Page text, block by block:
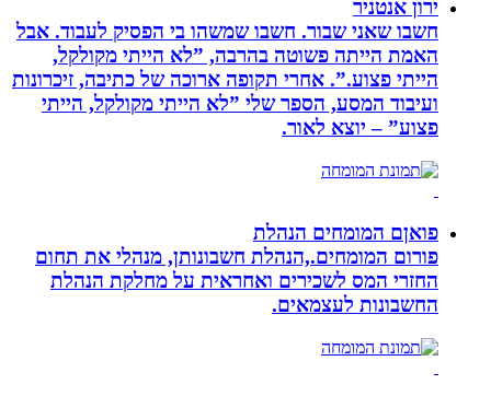
ירון אנטניר
חשבו שאני שבור. חשבו שמשהו בי הפסיק לעבוד. אבל
האמת הייתה פשוטה בהרבה, ”לא הייתי מקולקל,
הייתי פצוע.”. אחרי תקופה ארוכה של כתיבה, זיכרונות
ועיבוד המסע, הספר שלי ”לא הייתי מקולקל, הייתי
פצוע” – יוצא לאור.
פואןם המומחים הנהלת
פורום המומחים.,הנהלת חשבונותן, מנהלי את תחום
החזרי המס לשכירים ואחראית על מחלקת הנהלת
החשבונות לעצמאים.